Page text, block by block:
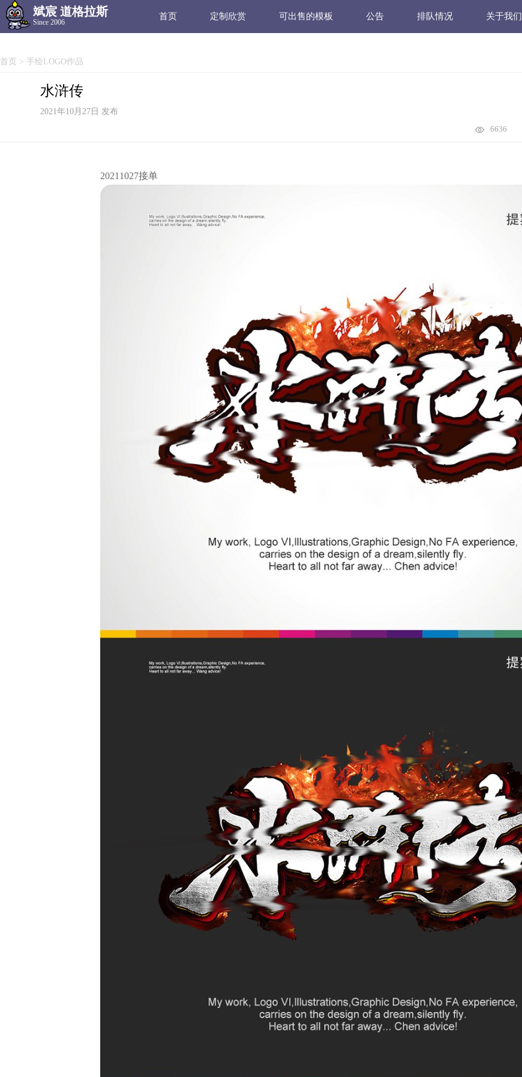
斌宸 道格拉斯
Since 2006
首页 定制欣赏 可出售的模板 公告 排队情况 关于我们
首页 > 手绘LOGO作品
水浒传
2021年10月27日 发布
6636
20211027接单